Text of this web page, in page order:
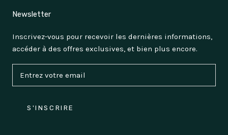
Newsletter
Inscrivez-vous pour recevoir les dernières informations,
accéder à des offres exclusives, et bien plus encore.
S'INSCRIRE